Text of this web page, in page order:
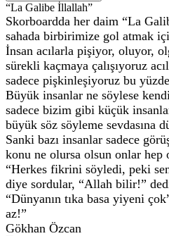
“La Galibe İllallah”
Skorboardda her daim “La
sahada birbirimize gol atmak
İnsan acılarla pişiyor, oluyor,
sürekli kaçmaya çalışıyoruz
sadece pişkinleşiyoruz bu
Büyük insanlar ne söylese
sadece bizim gibi küçük insanlar
büyük söz söyleme sevdasına
Sanki bazı insanlar sadece
konu ne olursa olsun onlar hep
“Herkes fikrini söyledi, peki
diye sordular, “Allah bilir!”
“Dünyanın tıka basa yiyeni
az!”
Gökhan Özcan